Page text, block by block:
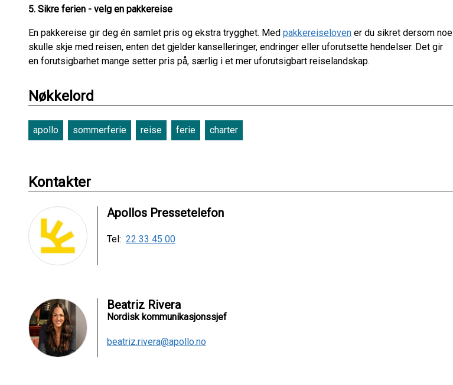
5. Sikre ferien - velg en pakkereise
En pakkereise gir deg én samlet pris og ekstra trygghet. Med pakkereiseloven er du sikret dersom noe
skulle skje med reisen, enten det gjelder kanselleringer, endringer eller uforutsette hendelser. Det gir
en forutsigbarhet mange setter pris på, særlig i et mer uforutsigbart reiselandskap.
Nøkkelord
apollo sommerferie reise ferie charter
Kontakter
Apollos Pressetelefon
Tel: 22 33 45 00
Beatriz Rivera
Nordisk kommunikasjonssjef
beatriz.rivera@apollo.no